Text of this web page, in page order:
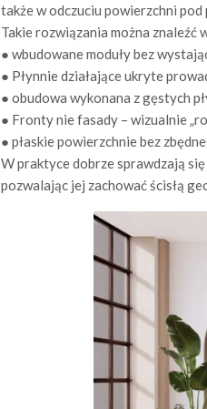
także w odczuciu powierzchni pod
Takie rozwiązania można znaleźć
● wbudowane moduły bez
● Płynnie działające ukryte
● obudowa wykonana z gęstych
● Fronty nie fasady – wizualnie
● płaskie powierzchnie bez
W praktyce dobrze sprawdzają
pozwalając jej zachować ścisłą